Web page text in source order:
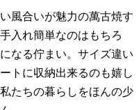
風合いが魅力の萬古焼す
入れ簡単なのはもちろ
なる佇まい。サイズ違い
トに収納出来るのも嬉し
たちの暮らしをほんの少